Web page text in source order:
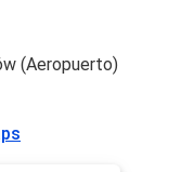
(Aeropuerto)